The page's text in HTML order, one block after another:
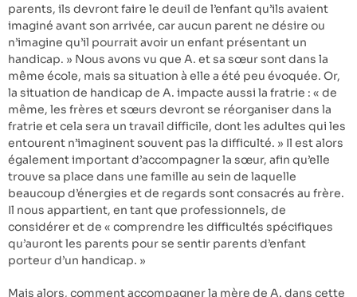
parents, ils devront faire le deuil de l’enfant qu’ils avaient
imaginé avant son arrivée, car aucun parent ne désire ou
n’imagine qu’il pourrait avoir un enfant présentant un
handicap. » Nous avons vu que A. et sa sœur sont dans la
même école, mais sa situation à elle a été peu évoquée. Or,
la situation de handicap de A. impacte aussi la fratrie : « de
même, les frères et sœurs devront se réorganiser dans la
fratrie et cela sera un travail difficile, dont les adultes qui les
entourent n’imaginent souvent pas la difficulté. » Il est alors
également important d’accompagner la sœur, afin qu’elle
trouve sa place dans une famille au sein de laquelle
beaucoup d’énergies et de regards sont consacrés au frère.
Il nous appartient, en tant que professionnels, de
considérer et de « comprendre les difficultés spécifiques
qu’auront les parents pour se sentir parents d’enfant
porteur d’un handicap. »
Mais alors, comment accompagner la mère de A. dans cette